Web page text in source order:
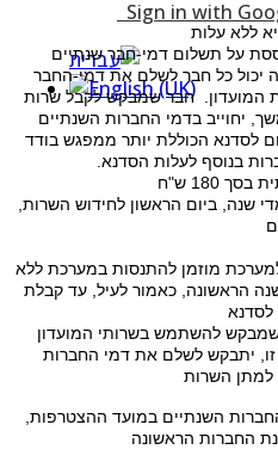
Sign in with
ללא עלות
על תשלום דמי-חבר שנתיים
יכול כל חבר לשלם את דמי-החבר
המועדון. חבר שמבקש לקבל שרות
יחוייב בדמי החברות השנתיים
לסדנא הכוללת יותר ממפגש בודד
בנוסף לעלות הסדנא.
180 ש"ח
שנה, ביום הראשון לחידוש השרות,
מוזמן להתנסות במערכת ללא
הראשונה, כאמור לעיל, עד קבלת
לסדנא
שמבקש להשתמש בשרותי המועדון
יתבקש לשלם את דמי החברות
למתן השרות
השנתיים במועד ההצטרפות,
החברות הראשונה